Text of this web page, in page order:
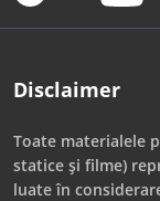
Disclaimer
Toate materialele
statice și filme)
luate în